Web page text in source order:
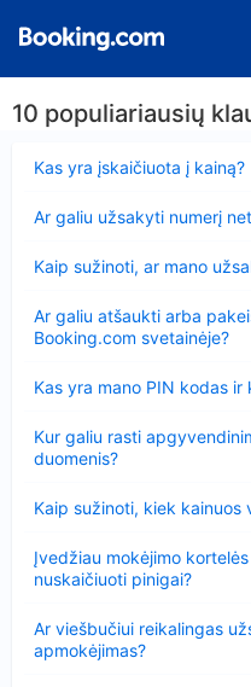
10 populiariausių
Kas yra įskaičiuota į kainą?
Ar galiu užsakyti numerį
Kaip sužinoti, ar mano
Ar galiu atšaukti arba
Booking.com svetainėje?
Kas yra mano PIN kodas ir
Kur galiu rasti
duomenis?
Kaip sužinoti, kiek kainuos
Įvedžiau mokėjimo
nuskaičiuoti pinigai?
Ar viešbučiui reikalingas
apmokėjimas?